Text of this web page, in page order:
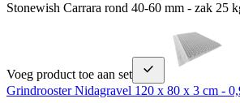
Stonewish Carrara rond 40-60 mm - zak 25
Voeg product toe aan set
Grindrooster Nidagravel 120 x 80 x 3 cm -